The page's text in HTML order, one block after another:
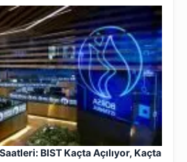
BIST Kaçta Açılıyor, Kaçta